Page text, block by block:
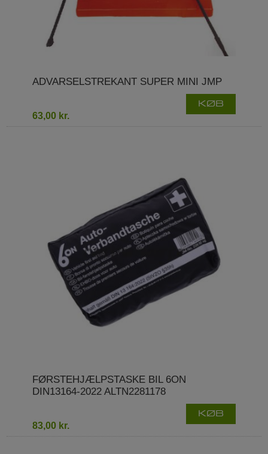
ADVARSELSTREKANT SUPER MINI JMP
63,00 kr.
KØB
FØRSTEHJÆLPSTASKE BIL 6ON
DIN13164-2022 ALTN2281178
83,00 kr.
KØB